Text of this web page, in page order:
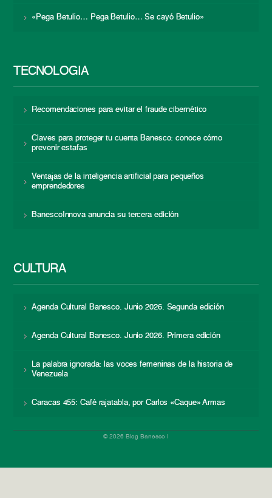
«Pega Betulio… Pega Betulio… Se cayó Betulio»
TECNOLOGÍA
Recomendaciones para evitar el fraude cibernético
Claves para proteger tu cuenta Banesco: conoce cómo
prevenir estafas
Ventajas de la inteligencia artificial para pequeños
emprendedores
BanescoInnova anuncia su tercera edición
CULTURA
Agenda Cultural Banesco. Junio 2026. Segunda edición
Agenda Cultural Banesco. Junio 2026. Primera edición
La palabra ignorada: las voces femeninas de la historia de
Venezuela
Caracas 455: Café rajatabla, por Carlos «Caque» Armas
© 2026 Blog Banesco |